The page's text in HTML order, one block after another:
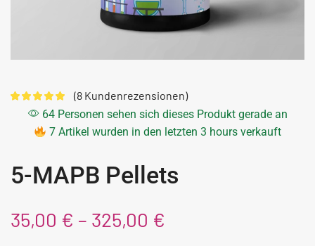
(8 Kundenrezensionen)
64 Personen sehen sich dieses Produkt gerade an
7 Artikel wurden in den letzten 3 hours verkauft
5-MAPB Pellets
35,00 € – 325,00 €